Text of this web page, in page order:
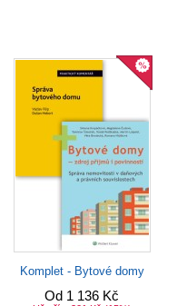
Komplet - Bytové domy
Od 1 136 Kč